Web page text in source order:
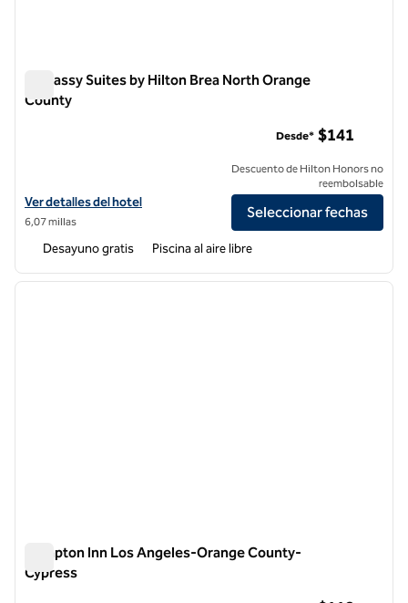
Embassy Suites by Hilton Brea North Orange
County
Ver detalles del hotel Embassy Suites by Hilton Brea North Orange
Ver detalles del hotel
6,07 millas
Desde* $141
Descuento de Hilton Honors no
reembolsable
Seleccionar fechas
Desayuno gratis Piscina al aire libre
1 de 11
Hampton Inn Los Angeles-Orange County-
Cypress